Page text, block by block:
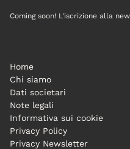
Coming soon! L'iscrizione alla
Home
Chi siamo
Dati societari
Note legali
Informativa sui cookie
Privacy Policy
Privacy Newsletter